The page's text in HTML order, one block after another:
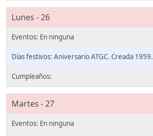
Lunes - 26
Aniversario ATGC. Creada 1959.
Martes - 27